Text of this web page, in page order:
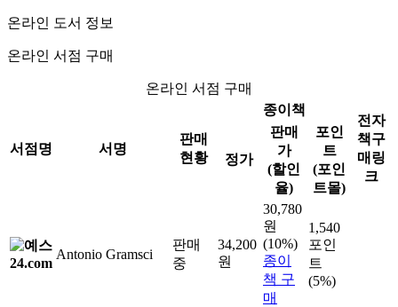
온라인 도서 정보
온라인 서점 구매
온라인 서점 구매
서점명 서명
판매
현황
종이책
전자
책구
매링
크
정가
판매
가
(할인
율)
포인
트
(포인
트몰)
Antonio Gramsci
판매
중
34,200
원
30,780
원
(10%)
종이
책 구
매
1,540
포인
트
(5%)